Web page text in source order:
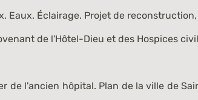
Eaux. Éclairage. Projet de reconstruction,
de l'Hôtel-Dieu et des Hospices
de l'ancien hôpital. Plan de la ville de